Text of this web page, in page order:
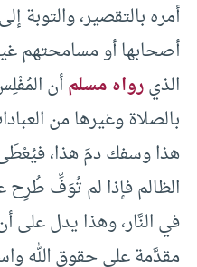
أمره بالتقصير، والتوبة
أصحابها أو مسامحتهم
الذيرواه مسلمأن
بالصلاة وغيرها من
هذا وسفك دمَ هذا،
الظالم فإذا لم تُوَفِّ طُرِح
في النَّار، وهذا يدل على
مقدَّمة على حقوق الله